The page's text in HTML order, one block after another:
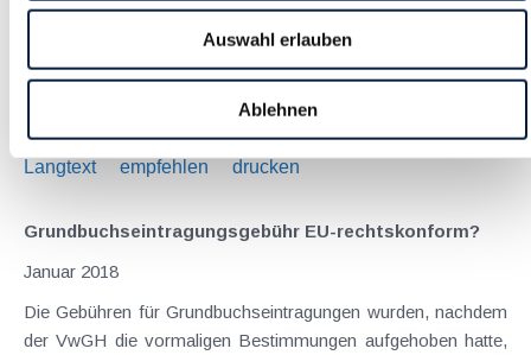
Auswahl erlauben
Ablehnen
Einige BFG-Entscheidungen haben sich zuletzt mit der
steuerlichen Anerkennung von Ausgaben als
außergewöhnliche Belastungen befasst: Kein Kilometergeld
für Fahrten zur Kur : Werden Fahrten vom Wohnort zum
Langtext
empfehlen drucken
Grundbuchseintragungsgebühr EU-rechtskonform?
Januar 2018
Die Gebühren für Grundbuchseintragungen wurden, nachdem
der VwGH die vormaligen Bestimmungen aufgehoben hatte,